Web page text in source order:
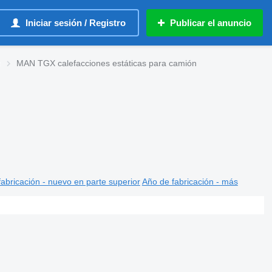
Iniciar sesión / Registro Publicar el anuncio
MAN TGX calefacciones estáticas para camión
- nuevo en parte superior Año de fabricación - más